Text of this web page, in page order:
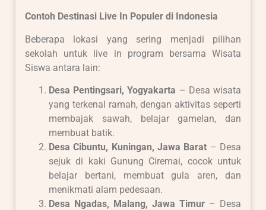
Contoh Destinasi Live In Populer di Indonesia
Beberapa lokasi yang sering menjadi pilihan
sekolah untuk live in program bersama Wisata
Siswa antara lain:
Desa Pentingsari, Yogyakarta – Desa wisata
yang terkenal ramah, dengan aktivitas seperti
membajak sawah, belajar gamelan, dan
membuat batik.
Desa Cibuntu, Kuningan, Jawa Barat – Desa
sejuk di kaki Gunung Ciremai, cocok untuk
belajar bertani, membuat gula aren, dan
menikmati alam pedesaan.
Desa Ngadas, Malang, Jawa Timur – Desa